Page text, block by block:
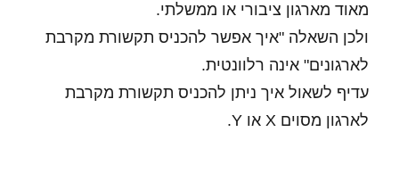
מאוד מארגון ציבורי או ממשלתי.
ולכן השאלה "איך אפשר להכניס תקשורת מקרבת
לארגונים" אינה רלוונטית.
עדיף לשאול איך ניתן להכניס תקשורת מקרבת
לארגון מסוים X או Y.